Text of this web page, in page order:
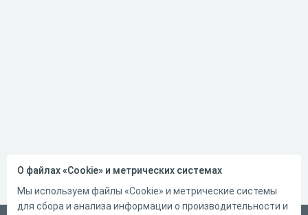
О файлах «Cookie» и метрических системах
Мы используем файлы «Cookie» и метрические системы
для сбора и анализа информации о производительности и